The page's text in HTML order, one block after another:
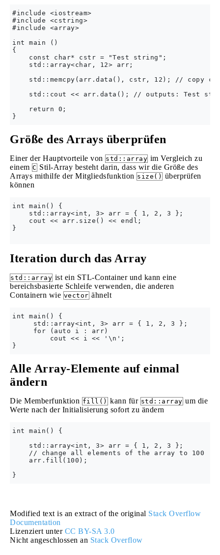
#include <iostream>
#include <cstring>
#include <array>
int main ()
{
    const char* cstr = "Test string";
    std::array<char, 12> arr;
std::memcpy(arr.data(), cstr, 12); // copy
std::cout << arr.data(); // outputs: Test
    return 0;
Größe des Arrays überprüfen
Einer der Hauptvorteile von std::array im Vergleich zu
einem C Stil-Array besteht darin, dass wir die Größe des
Arrays mithilfe der Mitgliedsfunktion size() überprüfen
können
int main() {
    std::array<int, 3> arr = { 1, 2, 3 };
    cout << arr.size() << endl;
}
Iteration durch das Array
std::array ist ein STL-Container und kann eine
bereichsbasierte Schleife verwenden, die anderen
Containern wie vector ähnelt
int main() {
     std::array<int, 3> arr = { 1, 2, 3 };
     for (auto i : arr)
         cout << i << '\n';
Alle Array-Elemente auf einmal
ändern
Die Memberfunktion fill() kann für std::array um die
Werte nach der Initialisierung sofort zu ändern
int main() {
    std::array<int, 3> arr = { 1, 2, 3 };
    // change all elements of the array to 100
    arr.fill(100);
Modified text is an extract of the original Stack Overflow
Documentation
Lizenziert unter CC BY-SA 3.0
Nicht angeschlossen an Stack Overflow